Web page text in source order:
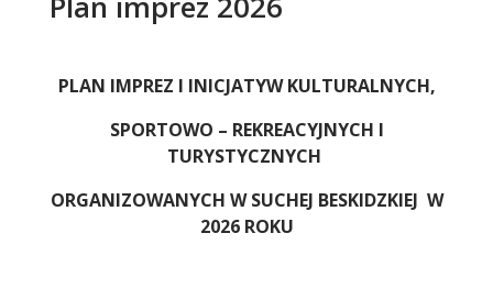
Treść
PLAN IMPREZ I INICJATYW KULTURALNYCH,
SPORTOWO – REKREACYJNYCH I
TURYSTYCZNYCH
ORGANIZOWANYCH W SUCHEJ BESKIDZKIEJ W
2026 ROKU